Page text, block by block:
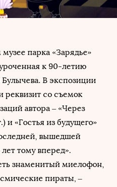
парка «Зарядье»
к 90-летию
В экспозиции
со съемок
автора – «Через
и «Гостья из будущего»
вышедшей
тому вперед».
знаменитый миелофон,
пираты, –